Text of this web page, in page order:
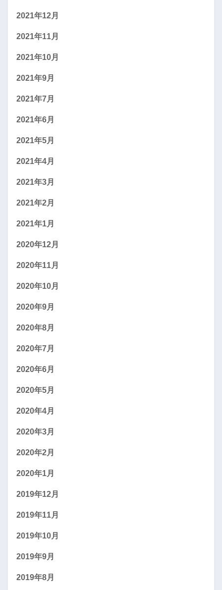
2021年12月
2021年11月
2021年10月
2021年9月
2021年7月
2021年6月
2021年5月
2021年4月
2021年3月
2021年2月
2021年1月
2020年12月
2020年11月
2020年10月
2020年9月
2020年8月
2020年7月
2020年6月
2020年5月
2020年4月
2020年3月
2020年2月
2020年1月
2019年12月
2019年11月
2019年10月
2019年9月
2019年8月